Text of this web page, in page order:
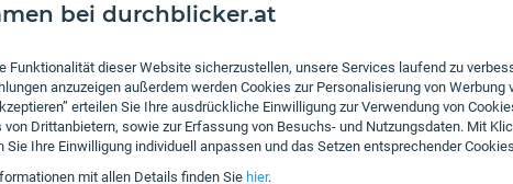
bei durchblicker.at
Funktionalität dieser Website sicherzustellen, unsere Services laufend zu
anzuzeigen außerdem werden Cookies zur Personalisierung von Werbung
erteilen Sie Ihre ausdrückliche Einwilligung zur Verwendung von
Drittanbietern, sowie zur Erfassung von Besuchs- und Nutzungsdaten. Mit
Sie Ihre Einwilligung individuell anpassen und das Setzen entsprechender
mit allen Details finden Sie hier.
Gebühren
Nach Verbrauch der
von 4 ct/€ pro Minute und
das inkludierte